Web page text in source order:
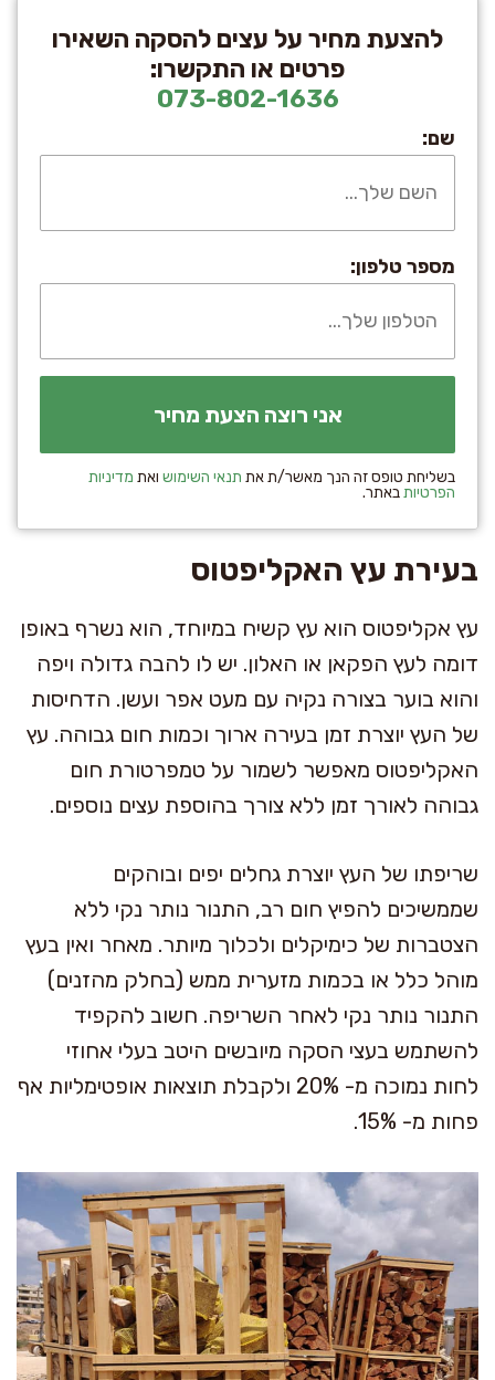
להצעת מחיר על עצים להסקה השאירו
פרטים או התקשרו:
073-802-1636
שם:
מספר טלפון:
בשליחת טופס זה הנך מאשר/ת את תנאי השימוש ואת מדיניות
הפרטיותבאתר.
בעירת עץ האקליפטוס
עץ אקליפטוס הוא עץ קשיח במיוחד, הוא נשרף באופן
דומה לעץ הפקאן או האלון. יש לו להבה גדולה ויפה
והוא בוער בצורה נקיה עם מעט אפר ועשן. הדחיסות
של העץ יוצרת זמן בעירה ארוך וכמות חום גבוהה. עץ
האקליפטוס מאפשר לשמור על טמפרטורת חום
גבוהה לאורך זמן ללא צורך בהוספת עצים נוספים.
שריפתו של העץ יוצרת גחלים יפים ובוהקים
שממשיכים להפיץ חום רב, התנור נותר נקי ללא
הצטברות של כימיקלים ולכלוך מיותר. מאחר ואין בעץ
מוהל כלל או בכמות מזערית ממש (בחלק מהזנים)
התנור נותר נקי לאחר השריפה. חשוב להקפיד
להשתמש בעצי הסקה מיובשים היטב בעלי אחוזי
לחות נמוכה מ- 20% ולקבלת תוצאות אופטימליות אף
פחות מ- 15%.